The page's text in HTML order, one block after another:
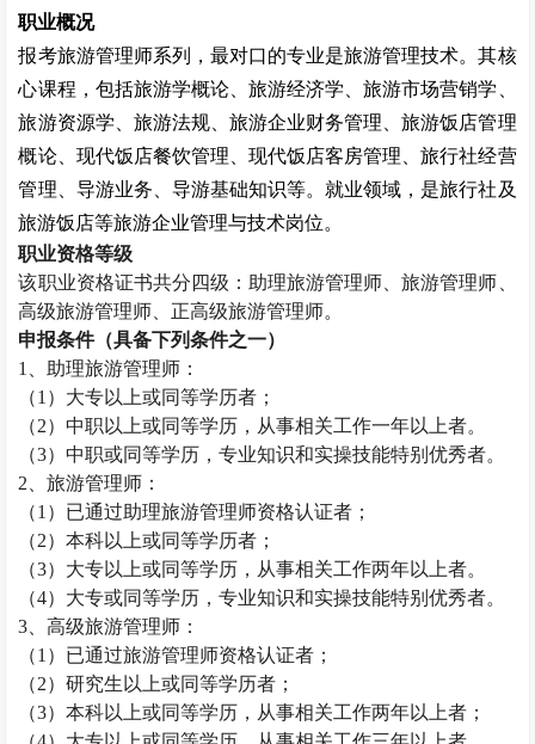
职业概况
报考旅游管理师系列，最对口的专业是旅游管理技术。其核
心课程，包括旅游学概论、旅游经济学、旅游市场营销学、
旅游资源学、旅游法规、旅游企业财务管理、旅游饭店管理
概论、现代饭店餐饮管理、现代饭店客房管理、旅行社经营
管理、导游业务、导游基础知识等。就业领域，是旅行社及
旅游饭店等旅游企业管理与技术岗位。
职业资格等级
该职业资格证书共分四级：助理旅游管理师、旅游管理师、
高级旅游管理师、正高级旅游管理师。
申报条件（具备下列条件之一）
1
、助理旅游管理师：
（1 ）大专以上或同等学历者；
（2）中职以上或同等学历，从事相关工作一年以上者。
（3）中职或同等学历，专业知识和实操技能特别优秀者。
2 、旅游管理师：
（1 ）已通过助理旅游管理师资格认证者；
（2）本科以上或同等学历者；
（3）大专以上或同等学历，从事相关工作两年以上者。
（4）大专或同等学历，专业知识和实操技能特别优秀者。
3 、高级旅游管理师：
（1 ）已通过旅游管理师资格认证者；
（2）研究生以上或同等学历者；
（3）本科以上或同等学历，从事相关工作两年以上者；